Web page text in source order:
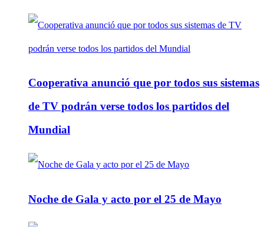
Cooperativa anunció que por todos sus sistemas
de TV podrán verse todos los partidos del
Mundial
Noche de Gala y acto por el 25 de Mayo